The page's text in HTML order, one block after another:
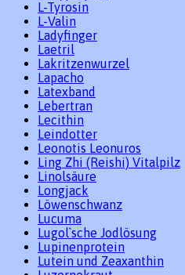
L-Tyrosin
L-Valin
Ladyfinger
Laetril
Lakritzenwurzel
Lapacho
Latexband
Lebertran
Lecithin
Leindotter
Leonotis Leonuros
Ling Zhi (Reishi) Vitalpilz
Linolsäure
Longjack
Löwenschwanz
Lucuma
Lugol`sche Jodlösung
Lupinenprotein
Lutein und Zeaxanthin